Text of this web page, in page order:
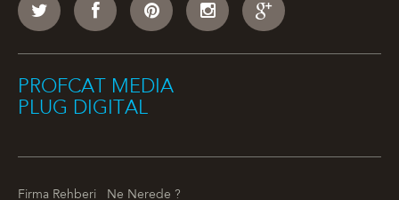
PROFCAT MEDIA
PLUG DIGITAL
Firma Rehberi Ne Nerede ?